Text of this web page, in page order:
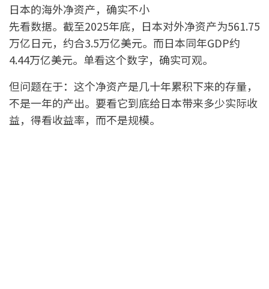
日本的海外净资产，确实不小
先看数据。截至2025年底，日本对外净资产为561.75
万亿日元，约合3.5万亿美元。而日本同年GDP约
4.44万亿美元。单看这个数字，确实可观。
但问题在于：这个净资产是几十年累积下来的存量，
不是一年的产出。要看它到底给日本带来多少实际收
益，得看收益率，而不是规模。